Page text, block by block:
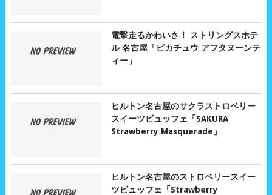
電撃走るかわいさ！ ストリングスホテ
ル 名古屋「ピカチュウ アフタヌーンテ
ィー」
ヒルトン名古屋のサクラストロベリー
スイーツビュッフェ「SAKURA
Strawberry Masquerade」
ヒルトン名古屋のストロベリースイー
ツビュッフェ「Strawberry